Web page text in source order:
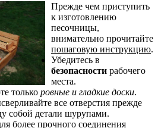
Прежде чем приступить
к изготовлению
песочницы,
внимательно прочитайте
пошаговую инструкцию.
Убедитесь в
безопасности рабочего
места.
только ровные и гладкие доски.
все отверстия прежде
собой детали шурупами.
более прочного соединения